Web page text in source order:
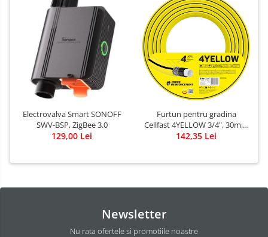
Electrovalva Smart SONOFF
SWV-BSP, ZigBee 3.0
129,00 Lei
Furtun pentru gradina
Cellfast 4YELLOW 3/4", 30m, 4
straturi, protectie UV,
142,35 Lei
Newsletter
Nu rata ofertele si promotiile noastre